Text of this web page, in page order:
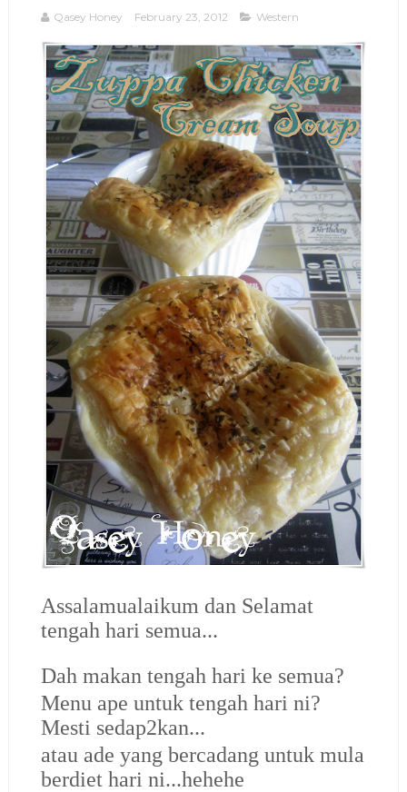
Qasey Honey February 23, 2012 Western
Assalamualaikum dan Selamat
tengah hari semua...
Dah makan tengah hari ke semua?
Menu ape untuk tengah hari ni?
Mesti sedap2kan...
atau ade yang bercadang untuk mula
berdiet hari ni...hehehe